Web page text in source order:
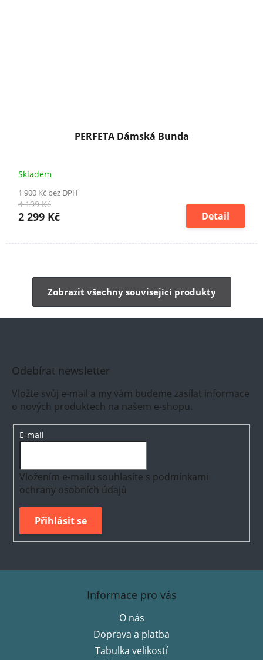
PERFETA Dámská Bunda
Skladem
1 900 Kč bez DPH
4 199 Kč
2 299 Kč Detail
Zobrazit všechny související produkty
Odebírat newsletter
Vložte svůj e-mail a my vám budeme zasílat informace
o nových produktech na našem e-shopu.
E-mail
Vložením e-mailu souhlasíte s podmínkami
ochrany osobních údajů
Přihlásit se
Z
Informace pro vás
O nás
Doprava a platba
Tabulka velikostí